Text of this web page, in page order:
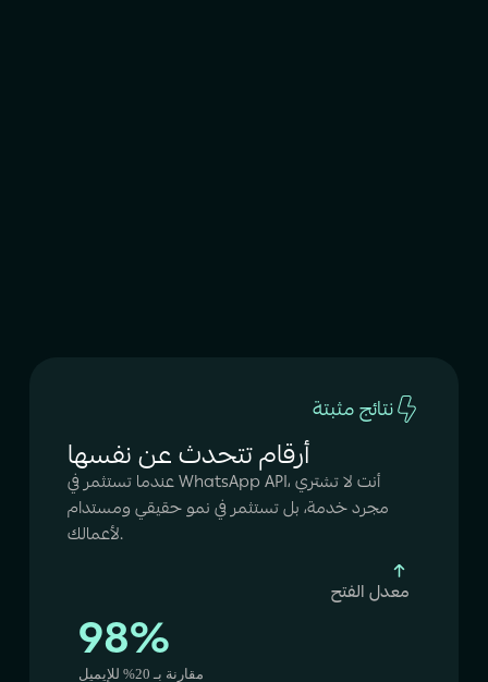
نتائج مثبتة
أرقام تتحدث عن نفسها
عندما تستثمر في WhatsApp API، أنت لا تشتري
مجرد خدمة، بل تستثمر في نمو حقيقي ومستدام
لأعمالك.
معدل الفتح
98%مقارنة بـ 20% للإيميل